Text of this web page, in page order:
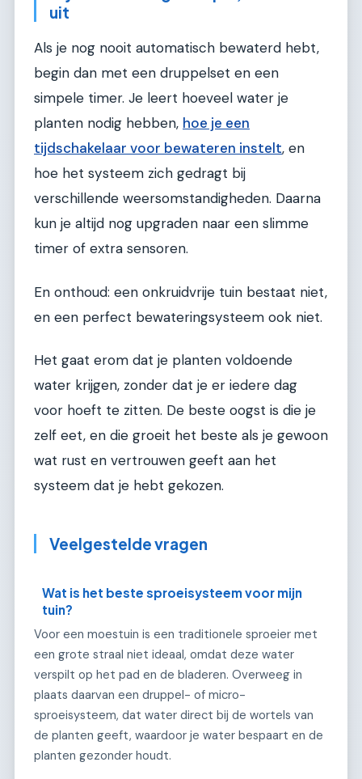
uit
Als je nog nooit automatisch bewaterd hebt,
begin dan met een druppelset en een
simpele timer. Je leert hoeveel water je
planten nodig hebben, hoe je een
tijdschakelaar voor bewateren instelt, en
hoe het systeem zich gedragt bij
verschillende weersomstandigheden. Daarna
kun je altijd nog upgraden naar een slimme
timer of extra sensoren.
En onthoud: een onkruidvrije tuin bestaat niet,
en een perfect bewateringsysteem ook niet.
Het gaat erom dat je planten voldoende
water krijgen, zonder dat je er iedere dag
voor hoeft te zitten. De beste oogst is die je
zelf eet, en die groeit het beste als je gewoon
wat rust en vertrouwen geeft aan het
systeem dat je hebt gekozen.
Veelgestelde vragen
Wat is het beste sproeisysteem voor mijn
tuin?
Voor een moestuin is een traditionele sproeier met
een grote straal niet ideaal, omdat deze water
verspilt op het pad en de bladeren. Overweeg in
plaats daarvan een druppel- of micro-
sproeisysteem, dat water direct bij de wortels van
de planten geeft, waardoor je water bespaart en de
planten gezonder houdt.